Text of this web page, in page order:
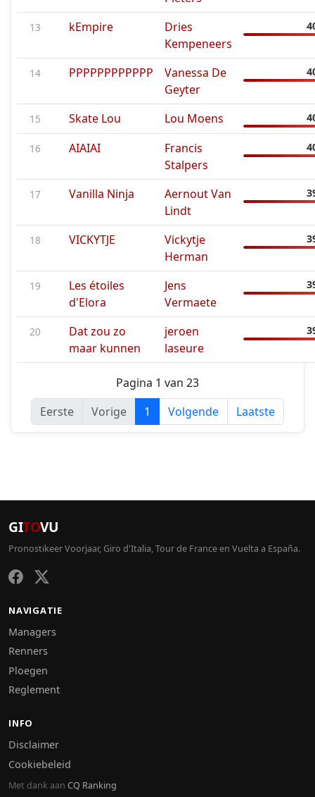
13 kEmpire
Dries
Kempeneers
14 PPPPPPPPPPPP
Vanessa De
Geyter
15 Skate Lou Lou Moens
16 AIAIAI
Francis
Stalpers
17 Vanilla Ninja
Aernout Van
Lindt
18 VICKYTJE
Vickytje
Herman
19
Les étoiles
d'Elora
Jens
Vermaete
20
Dat zou zo
maar kunnen
jeroen
laseure
Pagina 1 van 23
Eerste
Vorige 1 Volgende Laatste
GITOVU
Pronostikeer Voorjaar, Giro d'Italia, Tour de France en Vuelta a España.
NAVIGATIE
Managers
Renners
Ploegen
Reglement
INFO
Disclaimer
Cookiebeleid
Met dank aan CQ Ranking